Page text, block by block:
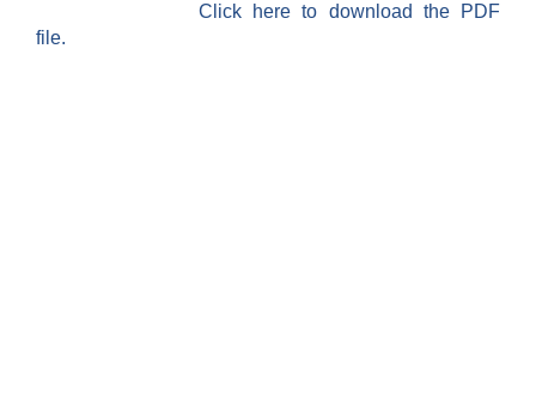
Click here to download the PDF
file.